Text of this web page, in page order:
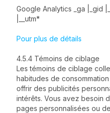
Google Analytics _ga |_gid
|__utm*
Pour plus de détails
4.5.4 Témoins de ciblage
Les témoins de ciblage
habitudes de
offrir des publicités
intérêts. Vous avez besoin
pages personnalisées ou